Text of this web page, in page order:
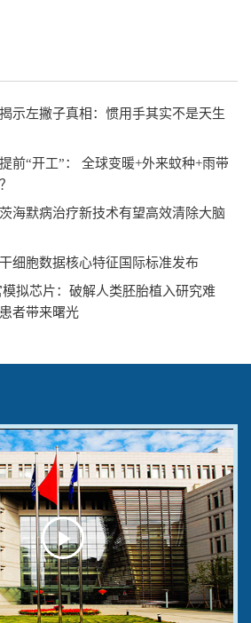
示左撇子真相：惯用手其实不是天生
前“开工”： 全球变暖+外来蚊种+雨带
海默病治疗新技术有望高效清除大脑
细胞数据核心特征国际标准发布
模拟芯片：破解人类胚胎植入研究难
者带来曙光
Play
Video